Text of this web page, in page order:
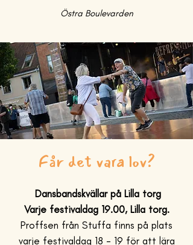
Östra Boulevarden
Får det vara lov?
Dansbandskvällar på Lilla torg
Varje festivaldag 19.00, Lilla torg.
Proffsen från Stuffa finns på plats
varje festivaldag 18 - 19 för att lära